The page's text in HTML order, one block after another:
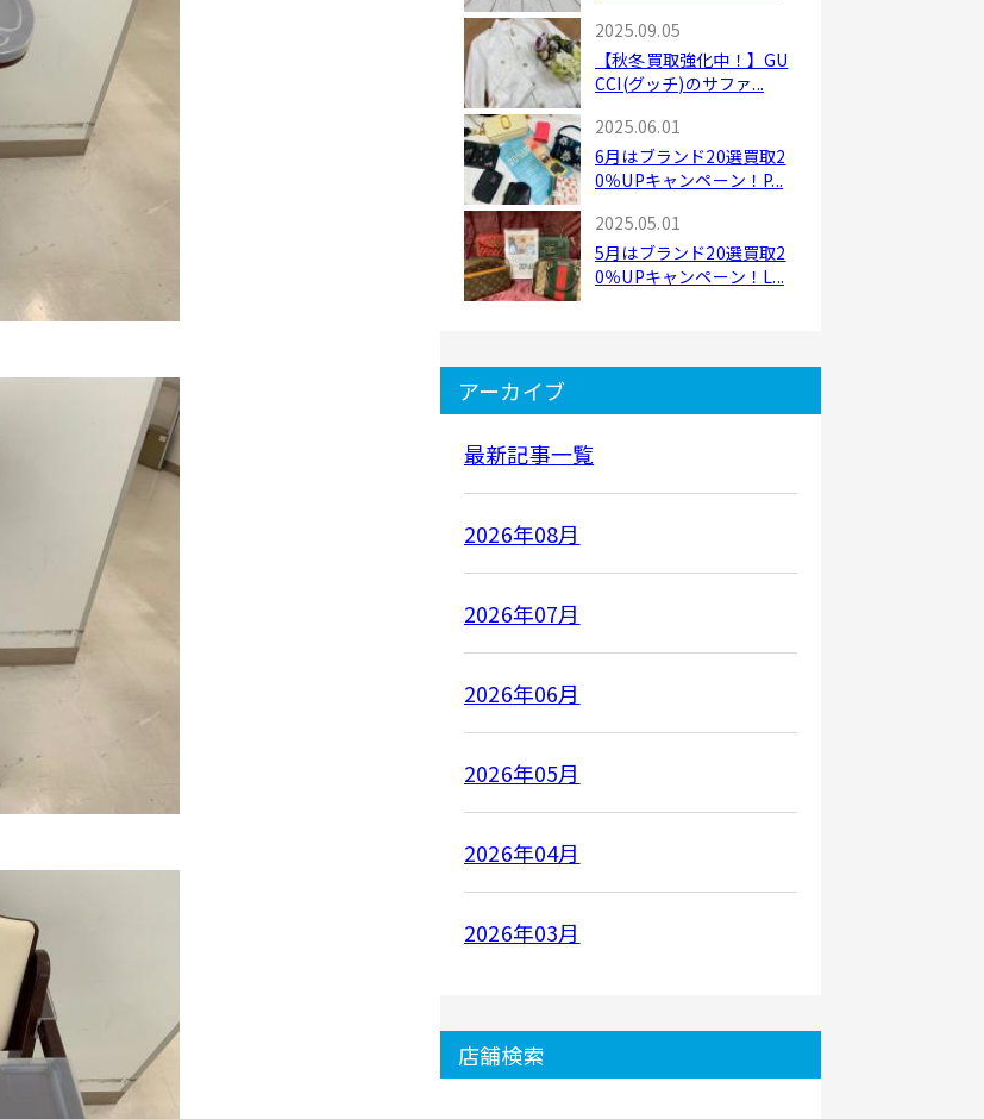
2025.09.05
【秋冬買取強化中！】GU
CCI(グッチ)のサファ...
2025.06.01
6月はブランド20選買取2
0％UPキャンペーン！P...
2025.05.01
5月はブランド20選買取2
0％UPキャンペーン！L...
アーカイブ
最新記事一覧
2026年08月
2026年07月
2026年06月
2026年05月
2026年04月
2026年03月
店舗検索